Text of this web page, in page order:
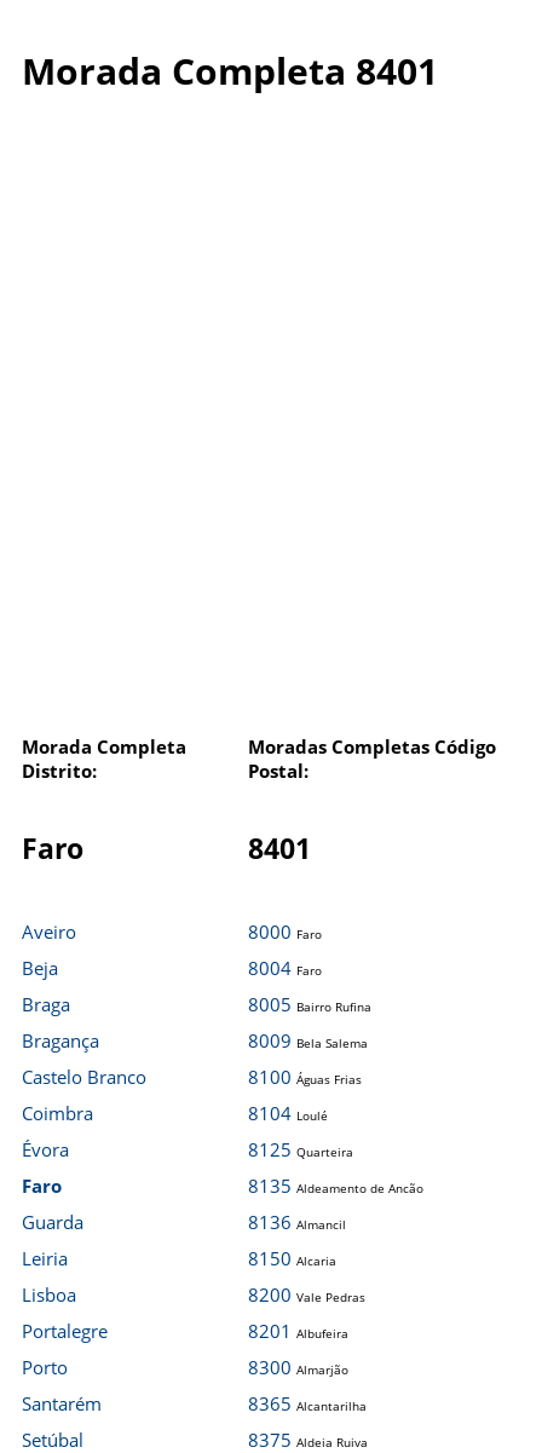
Morada Completa 8401
Morada Completa
Distrito:
Moradas Completas Código
Postal:
Faro 8401
Aveiro
Beja
Braga
Bragança
Castelo Branco
Coimbra
Évora
Faro
Guarda
Leiria
Lisboa
Portalegre
Porto
Santarém
Setúbal
8000 Faro
8004 Faro
8005 Bairro Rufina
8009 Bela Salema
8100 Águas Frias
8104 Loulé
8125 Quarteira
8135 Aldeamento de Ancão
8136 Almancil
8150 Alcaria
8200 Vale Pedras
8201 Albufeira
8300 Almarjão
8365 Alcantarilha
8375 Aldeia Ruiva